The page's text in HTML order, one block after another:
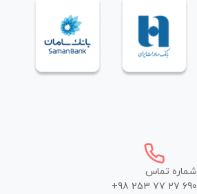
شماره تماس
+98 253 77 27 690